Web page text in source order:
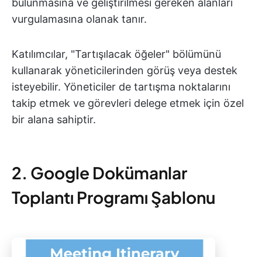
bulunmasına ve geliştirilmesi gereken alanları
vurgulamasına olanak tanır.
Katılımcılar, "Tartışılacak öğeler" bölümünü
kullanarak yöneticilerinden görüş veya destek
isteyebilir. Yöneticiler de tartışma noktalarını
takip etmek ve görevleri delege etmek için özel
bir alana sahiptir.
2. Google Dokümanlar
Toplantı Programı Şablonu